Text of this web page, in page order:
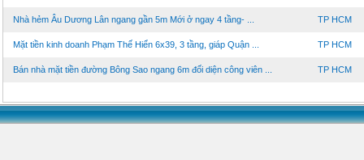
Nhà hẻm Âu Dương Lân ngang gần 5m Mới ở ngay 4 tầng- ... TP HCM
Mặt tiền kinh doanh Phạm Thế Hiển 6x39, 3 tầng, giáp Quận ... TP HCM
Bán nhà mặt tiền đường Bông Sao ngang 6m đối diện công viên ... TP HCM